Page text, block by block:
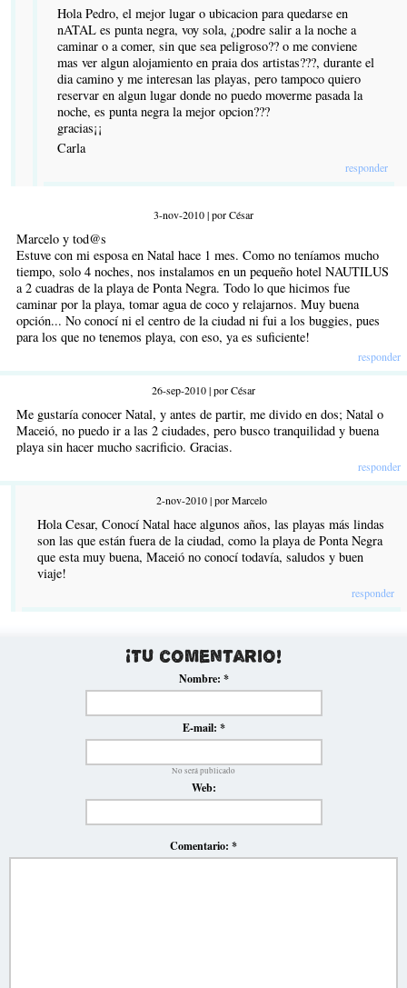
Hola Pedro, el mejor lugar o ubicacion para quedarse en
nATAL es punta negra, voy sola, ¿podre salir a la noche a
caminar o a comer, sin que sea peligroso?? o me conviene
mas ver algun alojamiento en praia dos artistas???, durante el
dia camino y me interesan las playas, pero tampoco quiero
reservar en algun lugar donde no puedo moverme pasada la
noche, es punta negra la mejor opcion???
gracias¡¡
Carla
responder
3-nov-2010 | por César
Marcelo y tod@s
Estuve con mi esposa en Natal hace 1 mes. Como no teníamos mucho
tiempo, solo 4 noches, nos instalamos en un pequeño hotel NAUTILUS
a 2 cuadras de la playa de Ponta Negra. Todo lo que hicimos fue
caminar por la playa, tomar agua de coco y relajarnos. Muy buena
opción... No conocí ni el centro de la ciudad ni fui a los buggies, pues
para los que no tenemos playa, con eso, ya es suficiente!
responder
26-sep-2010 | por César
Me gustaría conocer Natal, y antes de partir, me divido en dos; Natal o
Maceió, no puedo ir a las 2 ciudades, pero busco tranquilidad y buena
playa sin hacer mucho sacrificio. Gracias.
responder
2-nov-2010 | por Marcelo
Hola Cesar, Conocí Natal hace algunos años, las playas más lindas
son las que están fuera de la ciudad, como la playa de Ponta Negra
que esta muy buena, Maceió no conocí todavía, saludos y buen
viaje!
responder
¡Tu comentario!
Nombre: *
E-mail: *
No será publicado
Web:
Comentario: *